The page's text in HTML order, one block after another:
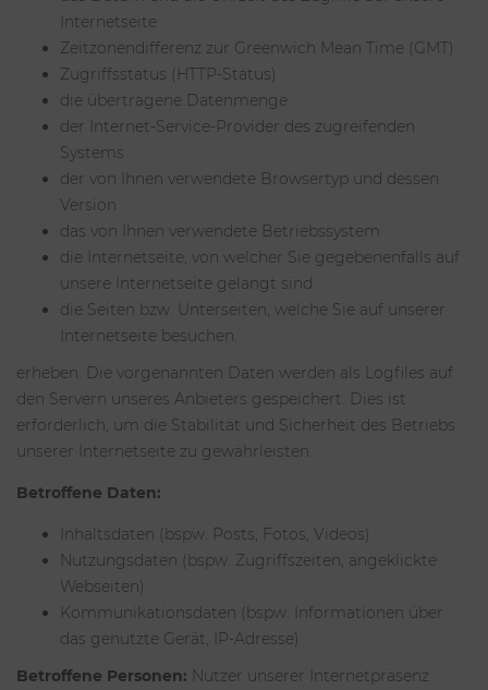
Internetseite
Zeitzonendifferenz zur Greenwich Mean Time (GMT)
Zugriffsstatus (HTTP-Status)
die übertragene Datenmenge
der Internet-Service-Provider des zugreifenden
Systems
der von Ihnen verwendete Browsertyp und dessen
Version
das von Ihnen verwendete Betriebssystem
die Internetseite, von welcher Sie gegebenenfalls auf
unsere Internetseite gelangt sind
die Seiten bzw. Unterseiten, welche Sie auf unserer
Internetseite besuchen.
erheben. Die vorgenannten Daten werden als Logfiles auf
den Servern unseres Anbieters gespeichert. Dies ist
erforderlich, um die Stabilität und Sicherheit des Betriebs
unserer Internetseite zu gewährleisten.
Betroffene Daten:
Inhaltsdaten (bspw. Posts, Fotos, Videos)
Nutzungsdaten (bspw. Zugriffszeiten, angeklickte
Webseiten)
Kommunikationsdaten (bspw. Informationen über
das genutzte Gerät, IP-Adresse)
Betroffene Personen: Nutzer unserer Internetpräsenz